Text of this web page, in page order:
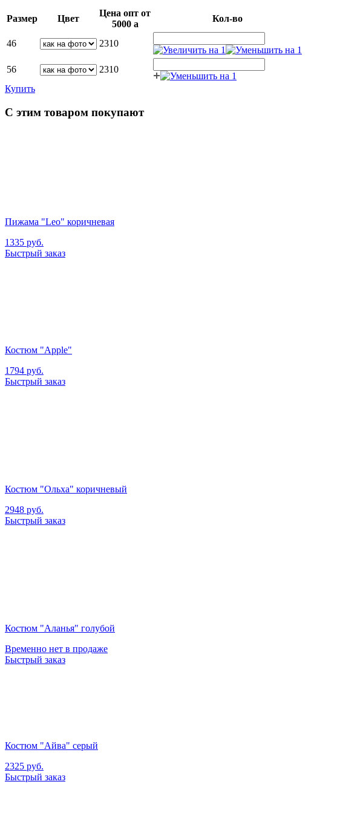
Размер Цвет
Цена опт от
5000 a
Кол-во
46 2310
56
2310
Купить
С этим товаром покупают
Пижама "Leo" коричневая
1335 руб.
Быстрый заказ
Костюм "Apple"
1794 руб.
Быстрый заказ
Костюм "Ольха" коричневый
2948 руб.
Быстрый заказ
Костюм "Аланья" голубой
Временно нет в продаже
Быстрый заказ
Костюм "Айва" серый
2325 руб.
Быстрый заказ